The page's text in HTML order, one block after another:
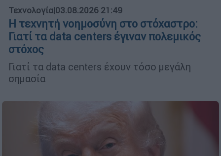
Τεχνολογία|03.08.2026 21:49
Η τεχνητή νοημοσύνη στο στόχαστρο:
Γιατί τα data centers έγιναν πολεμικός
στόχος
Γιατί τα data centers έχουν τόσο μεγάλη
σημασία